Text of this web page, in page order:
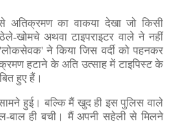
का वाकया देखा जो किसी
खोमचे अथवा टाइपराइटर वाले ने नहीं
ने किया जिस वर्दी को पहनकर
हटाने के अति उत्साह में टाइपिस्ट के
हुए हैं।
हुई। बल्कि मैं खुद ही इस पुलिस वाले
बाल ही बची। मैं अपनी सहेली से मिलने